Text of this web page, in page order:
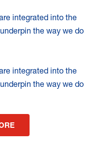
integrated into the
the way we do
integrated into the
the way we do